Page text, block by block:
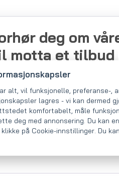
alt, vil funksjonelle, preferanse-,
lagres - vi kan dermed
komfortabelt, måle
deg med annonsering. Du kan
på Cookie-innstillinger. Du
deg om
motta et tilbud
Vennligst beskriv behovene dine så
en bekreftelse på forespørselen
Han eller hun kan
kontaktene som er oppført.
navn: